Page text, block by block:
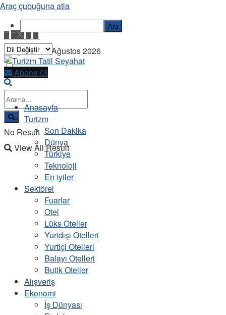
Perşembe, 6 Ağustos 2026
No Result
View All Result
Abone Ol
Anasayfa
Turizm
Son Dakika
Dünya
Türkiye
Teknoloji
En iyiler
Sektörel
Fuarlar
Otel
Lüks Oteller
Yurtdışı Otelleri
Yurtiçi Otelleri
Balayı Otelleri
Butik Oteller
Alışveriş
Ekonomi
İş Dünyası
Araç çubuğuna atla
Ara